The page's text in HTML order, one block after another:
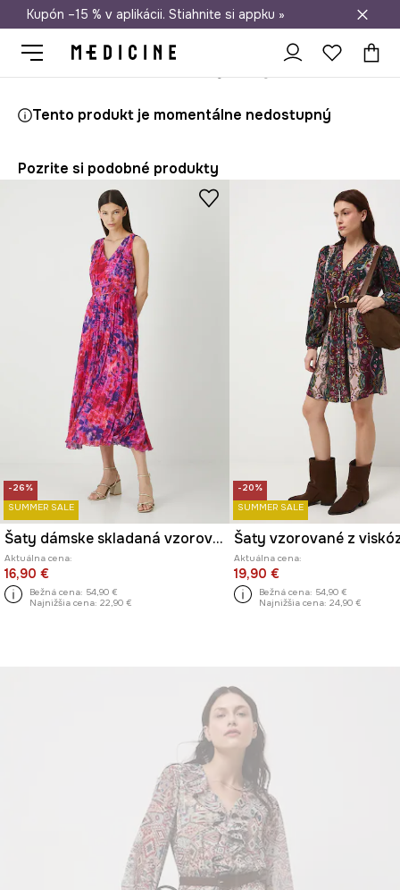
Doprava zadarmo od 50 €
Kupón –15 % v aplikácii. Stiahnite si appku »
Tento produkt je momentálne nedostupný
Pozrite si podobné produkty
-26%
SUMMER SALE
Šaty dámske skladaná vzorovaná
Aktuálna cena:
16,90 €
Bežná cena: 54,90 €
Najnižšia cena: 22,90 €
-20%
SUMMER SALE
Šaty vzorované z
Aktuálna cena:
19,90 €
Bežná cena: 54,90 €
Najnižšia cena: 24,90 €